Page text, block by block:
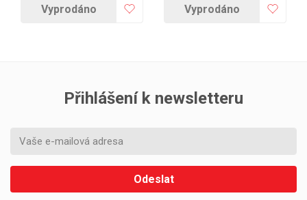
Vyprodáno Vyprodáno
Přihlášení k newsletteru
Odeslat